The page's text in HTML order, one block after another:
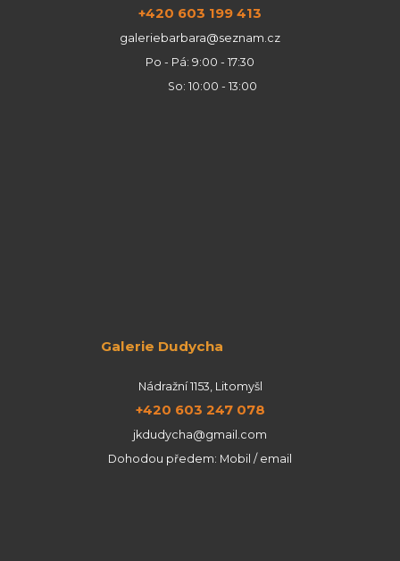
+420 603 199 413
galeriebarbara@seznam.cz
Po - Pá: 9:00 - 17:30
So: 10:00 - 13:00
Galerie Dudycha
Nádražní 1153, Litomyšl
+420 603 247 078
jkdudycha@gmail.com
Dohodou předem: Mobil / email